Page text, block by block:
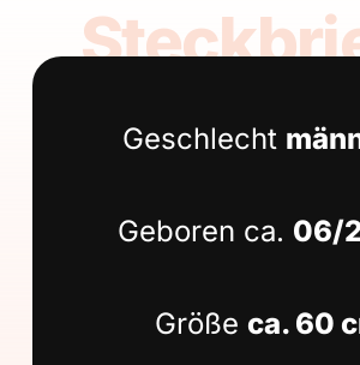
Geschlecht
Geboren ca. 06/
Größe ca. 60